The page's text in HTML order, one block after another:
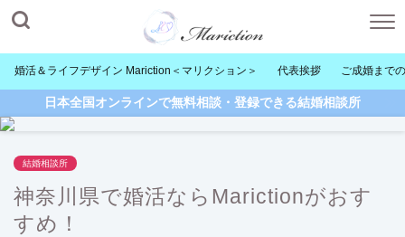
婚活＆ライフデザイン Mariction＜マリクション＞ 代表挨拶 ご成婚まで
日本全国オンラインで無料相談・登録できる結婚相談所
結婚相談所
神奈川県で婚活ならMarictionがおす
すめ！